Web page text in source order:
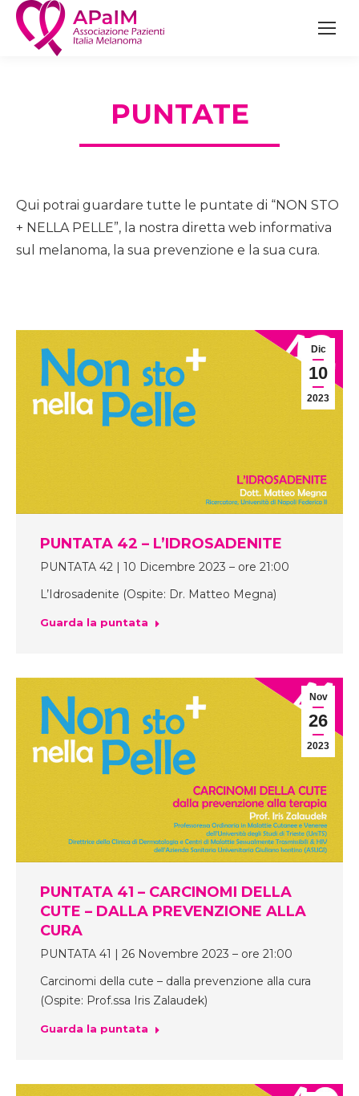
PUNTATE
Qui potrai guardare tutte le puntate di “NON STO
+ NELLA PELLE”, la nostra diretta web informativa
sul melanoma, la sua prevenzione e la sua cura.
Dic
10
2023
PUNTATA 42 – L’IDROSADENITE
PUNTATA 42 | 10 Dicembre 2023 – ore 21:00
L’Idrosadenite (Ospite: Dr. Matteo Megna)
Guarda la puntata
Nov
26
2023
PUNTATA 41 – CARCINOMI DELLA
CUTE – DALLA PREVENZIONE ALLA
CURA
PUNTATA 41 | 26 Novembre 2023 – ore 21:00
Carcinomi della cute – dalla prevenzione alla cura
(Ospite: Prof.ssa Iris Zalaudek)
Guarda la puntata